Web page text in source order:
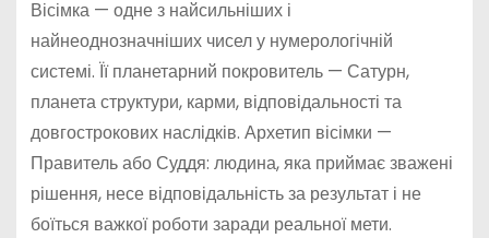
Вісімка — одне з найсильніших і
найнеоднозначніших чисел у нумерологічній
системі. Її планетарний покровитель — Сатурн,
планета структури, карми, відповідальності та
довгострокових наслідків. Архетип вісімки —
Правитель або Суддя: людина, яка приймає зважені
рішення, несе відповідальність за результат і не
боїться важкої роботи заради реальної мети.